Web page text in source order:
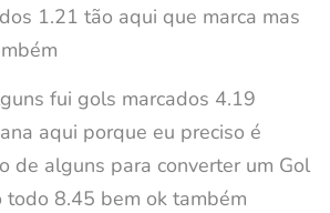
1.21 tão aqui que marca mas
fui gols marcados 4.19
aqui porque eu preciso é
de alguns para converter um Gol
todo 8.45 bem ok também